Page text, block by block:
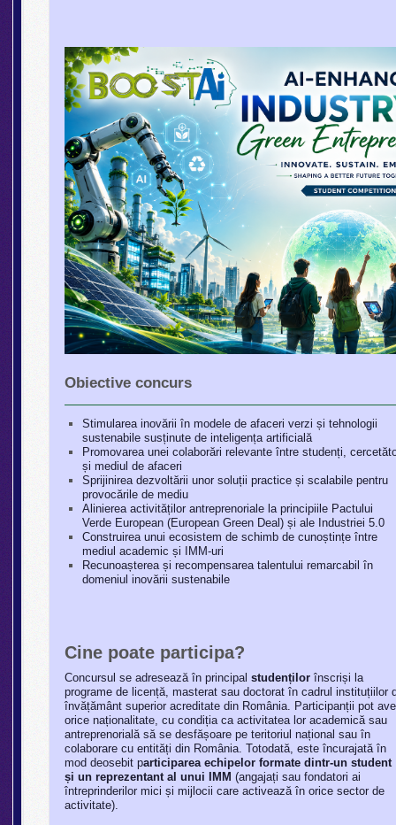
Obiective concurs
Stimularea inovării în modele de afaceri verzi și tehnologii
sustenabile susținute de inteligența artificială
Promovarea unei colaborări relevante între studenți,
și mediul de afaceri
Sprijinirea dezvoltării unor soluții practice și scalabile pentru
provocările de mediu
Alinierea activităților antreprenoriale la principiile Pactului
Verde European (European Green Deal) și ale Industriei 5.0
Construirea unui ecosistem de schimb de cunoștințe între
mediul academic și IMM-uri
Recunoașterea și recompensarea talentului remarcabil în
domeniul inovării sustenabile
Cine poate participa?
Concursul se adresează în principalstudenților înscriși la
programe de licență, masterat sau doctorat în cadrul instituțiilor
învățământ superior acreditate din România. Participanții pot
orice naționalitate, cu condiția ca activitatea lor academică sau
antreprenorială să se desfășoare pe teritoriul național sau în
colaborare cu entități din România. Totodată, este încurajată în
mod deosebit participarea echipelor formate dintr-un student
și un reprezentant al unui IMM (angajați sau fondatori ai
întreprinderilor mici și mijlocii care activează în orice sector de
activitate).